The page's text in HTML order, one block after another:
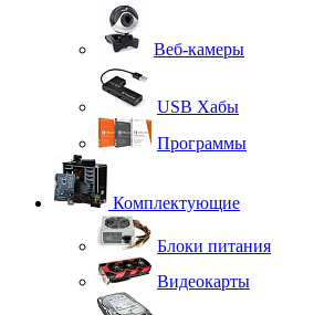
Веб-камеры
USB Хабы
Программы
Комплектующие
Блоки питания
Видеокарты